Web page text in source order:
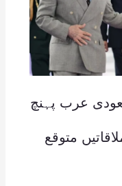
عرب پہنچ
متوقع